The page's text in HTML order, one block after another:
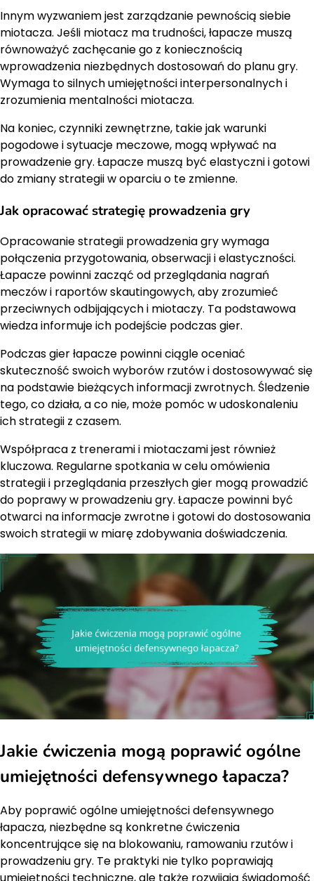
Innym wyzwaniem jest zarządzanie pewnością siebie
miotacza. Jeśli miotacz ma trudności, łapacze muszą
równoważyć zachęcanie go z koniecznością
wprowadzenia niezbędnych dostosowań do planu gry.
Wymaga to silnych umiejętności interpersonalnych i
zrozumienia mentalności miotacza.
Na koniec, czynniki zewnętrzne, takie jak warunki
pogodowe i sytuacje meczowe, mogą wpływać na
prowadzenie gry. Łapacze muszą być elastyczni i gotowi
do zmiany strategii w oparciu o te zmienne.
Jak opracować strategię prowadzenia gry
Opracowanie strategii prowadzenia gry wymaga
połączenia przygotowania, obserwacji i elastyczności.
Łapacze powinni zacząć od przeglądania nagrań
meczów i raportów skautingowych, aby zrozumieć
przeciwnych odbijających i miotaczy. Ta podstawowa
wiedza informuje ich podejście podczas gier.
Podczas gier łapacze powinni ciągle oceniać
skuteczność swoich wyborów rzutów i dostosowywać się
na podstawie bieżących informacji zwrotnych. Śledzenie
tego, co działa, a co nie, może pomóc w udoskonaleniu
ich strategii z czasem.
Współpraca z trenerami i miotaczami jest również
kluczowa. Regularne spotkania w celu omówienia
strategii i przeglądania przeszłych gier mogą prowadzić
do poprawy w prowadzeniu gry. Łapacze powinni być
otwarci na informacje zwrotne i gotowi do dostosowania
swoich strategii w miarę zdobywania doświadczenia.
Jakie ćwiczenia mogą poprawić ogólne
umiejętności defensywnego łapacza?
Aby poprawić ogólne umiejętności defensywnego
łapacza, niezbędne są konkretne ćwiczenia
koncentrujące się na blokowaniu, ramowaniu rzutów i
prowadzeniu gry. Te praktyki nie tylko poprawiają